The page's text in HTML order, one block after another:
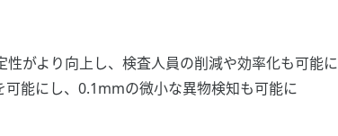
がより向上し、検査人員の削減や効率化も可能に
能にし、0.1mmの微小な異物検知も可能に